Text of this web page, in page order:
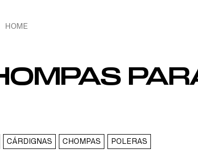
HOME
CÁRDIGNAS CHOMPAS POLERAS